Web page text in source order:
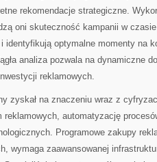
rekomendacje strategiczne.
oni skuteczność kampanii w
identyfikują optymalne momenty na
analiza pozwala na dynamiczne
reklamowych.
zyskał na znaczeniu wraz z
reklamowych, automatyzację
Programowe zakupy
wymaga zaawansowanej